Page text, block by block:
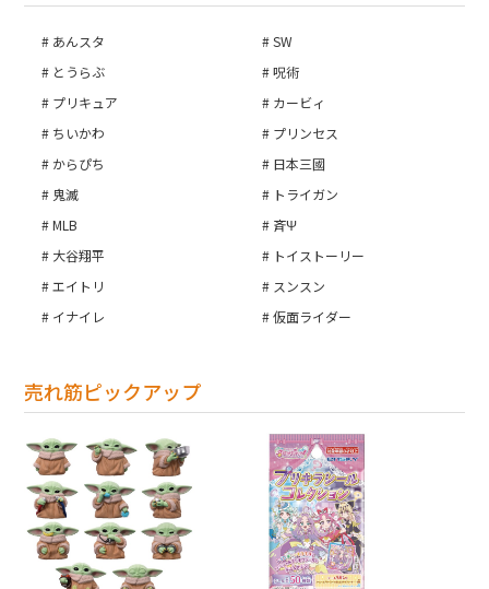
あんスタ
SW
とうらぶ
呪術
プリキュア
カービィ
ちいかわ
プリンセス
からぴち
日本三國
鬼滅
トライガン
MLB
斉Ψ
大谷翔平
トイストーリー
エイトリ
スンスン
イナイレ
仮面ライダー
売れ筋ピックアップ